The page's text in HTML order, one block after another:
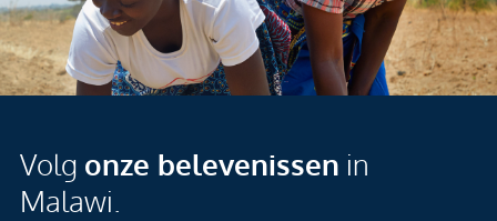
Volg onze belevenissen in
Malawi.